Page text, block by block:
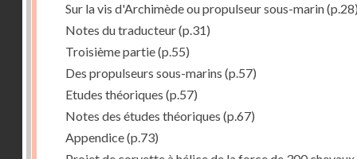
Sur la vis d'Archimède ou propulseur sous-marin
Notes du traducteur(p.31)
Troisième partie(p.55)
Des propulseurs sous-marins (p.57)
Etudes théoriques (p.57)
Notes des études théoriques (p.67)
Appendice(p.73)